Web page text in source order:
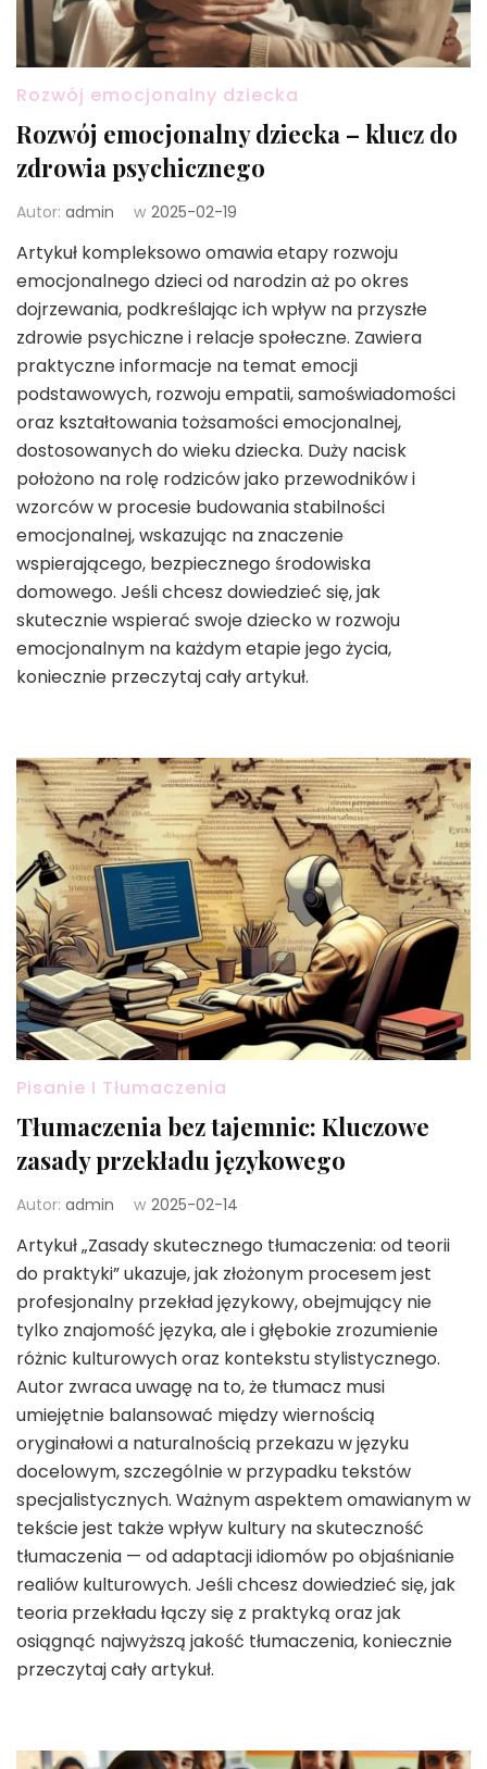
Rozwój emocjonalny dziecka
Rozwój emocjonalny dziecka – klucz do
zdrowia psychicznego
Autor: admin w 2025-02-19
Artykuł kompleksowo omawia etapy rozwoju
emocjonalnego dzieci od narodzin aż po okres
dojrzewania, podkreślając ich wpływ na przyszłe
zdrowie psychiczne i relacje społeczne. Zawiera
praktyczne informacje na temat emocji
podstawowych, rozwoju empatii, samoświadomości
oraz kształtowania tożsamości emocjonalnej,
dostosowanych do wieku dziecka. Duży nacisk
położono na rolę rodziców jako przewodników i
wzorców w procesie budowania stabilności
emocjonalnej, wskazując na znaczenie
wspierającego, bezpiecznego środowiska
domowego. Jeśli chcesz dowiedzieć się, jak
skutecznie wspierać swoje dziecko w rozwoju
emocjonalnym na każdym etapie jego życia,
koniecznie przeczytaj cały artykuł.
Pisanie I Tłumaczenia
Tłumaczenia bez tajemnic: Kluczowe
zasady przekładu językowego
Autor: admin w 2025-02-14
Artykuł „Zasady skutecznego tłumaczenia: od teorii
do praktyki” ukazuje, jak złożonym procesem jest
profesjonalny przekład językowy, obejmujący nie
tylko znajomość języka, ale i głębokie zrozumienie
różnic kulturowych oraz kontekstu stylistycznego.
Autor zwraca uwagę na to, że tłumacz musi
umiejętnie balansować między wiernością
oryginałowi a naturalnością przekazu w języku
docelowym, szczególnie w przypadku tekstów
specjalistycznych. Ważnym aspektem omawianym w
tekście jest także wpływ kultury na skuteczność
tłumaczenia — od adaptacji idiomów po objaśnianie
realiów kulturowych. Jeśli chcesz dowiedzieć się, jak
teoria przekładu łączy się z praktyką oraz jak
osiągnąć najwyższą jakość tłumaczenia, koniecznie
przeczytaj cały artykuł.